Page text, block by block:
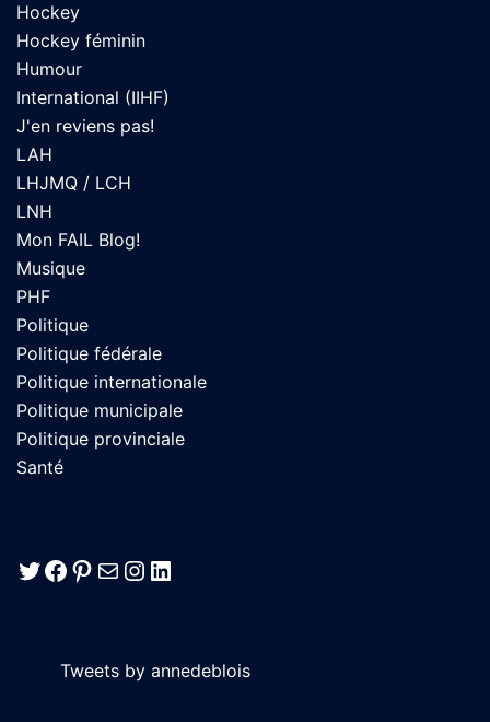
Hockey
Hockey féminin
Humour
International (IIHF)
J'en reviens pas!
LAH
LHJMQ / LCH
LNH
Mon FAIL Blog!
Musique
PHF
Politique
Politique fédérale
Politique internationale
Politique municipale
Politique provinciale
Santé
Twitter
Facebook
Pinterest
E-mailInstagram
LinkedIn
Tweets by annedeblois